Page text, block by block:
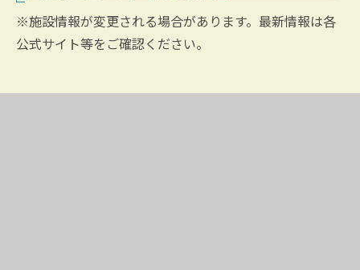
※施設情報が変更される場合があります。最新情報は各
公式サイト等をご確認ください。